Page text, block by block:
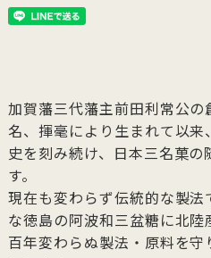
加賀藩三代藩主前田利常公
名、揮毫により生まれて以
史を刻み続け、日本三名菓
す。
現在も変わらず伝統的な製
な徳島の阿波和三盆糖に北
百年変わらぬ製法・原料を